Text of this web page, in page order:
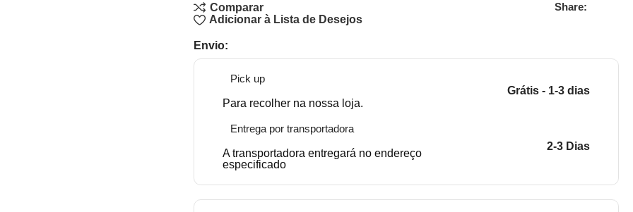
Comparar
Adicionar à Lista de Desejos
Share:
Envio:
Pick up
Para recolher na nossa loja.
Grátis - 1-3 dias
Entrega por transportadora
A transportadora entregará no endereço
especificado
2-3 Dias